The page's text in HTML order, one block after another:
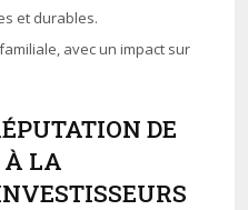
et durables.
avec un impact sur
DE
À LA